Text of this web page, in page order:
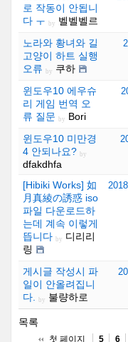
로 작동이 안됩니
다 ㅜ
by 벨벨벨르
노라와 황녀와 길
고양이 하트 실행
오류
by 쿠하
윈도우10 에우슈
리 게임 번역 오
류 질문
by Bori
윈도우10 미만경
4 안되나요? by
dfakdhfa
[Hibiki Works] 如
月真綾の誘惑 iso
파일 다운로드하
는데 계속 이렇게
뜹니다 by 디리리
링
게시글 작성시 파
일이 안올려집니
다.
by 불량하로
목록
첫 페이지 5 6